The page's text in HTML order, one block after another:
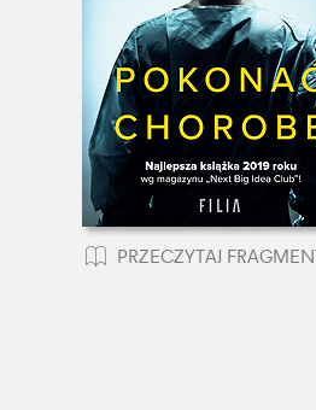
PRZECZYTAJ FRAGMENT